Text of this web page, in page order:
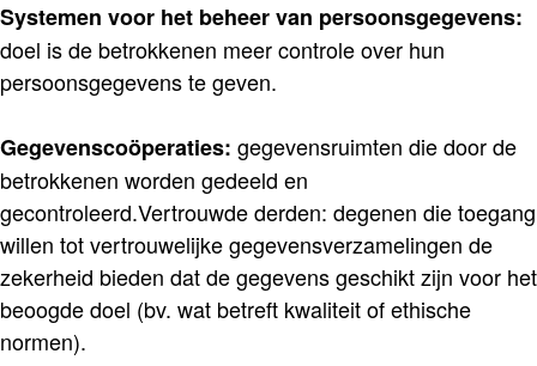
Systemen voor het beheer van persoonsgegevens:
doel is de betrokkenen meer controle over hun
persoonsgegevens te geven.
Gegevenscoöperaties: gegevensruimten die door de
betrokkenen worden gedeeld en
gecontroleerd.Vertrouwde derden: degenen die toegang
willen tot vertrouwelijke gegevensverzamelingen de
zekerheid bieden dat de gegevens geschikt zijn voor het
beoogde doel (bv. wat betreft kwaliteit of ethische
normen).